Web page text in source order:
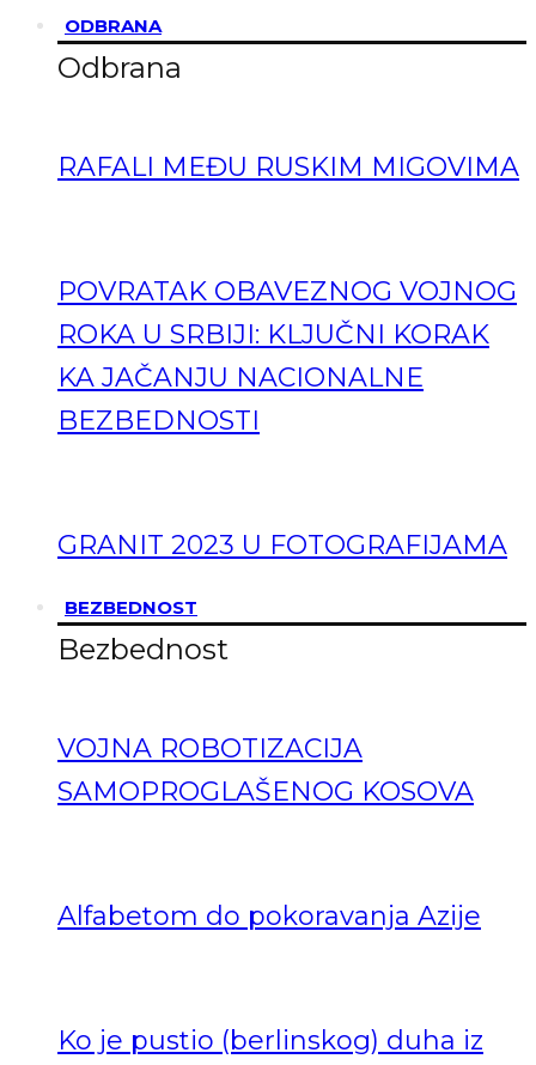
ODBRANA
Odbrana
RAFALI MEĐU RUSKIM MIGOVIMA
POVRATAK OBAVEZNOG VOJNOG
ROKA U SRBIJI: KLJUČNI KORAK
KA JAČANJU NACIONALNE
BEZBEDNOSTI
GRANIT 2023 U FOTOGRAFIJAMA
BEZBEDNOST
Bezbednost
VOJNA ROBOTIZACIJA
SAMOPROGLAŠENOG KOSOVA
Alfabetom do pokoravanja Azije
Ko je pustio (berlinskog) duha iz